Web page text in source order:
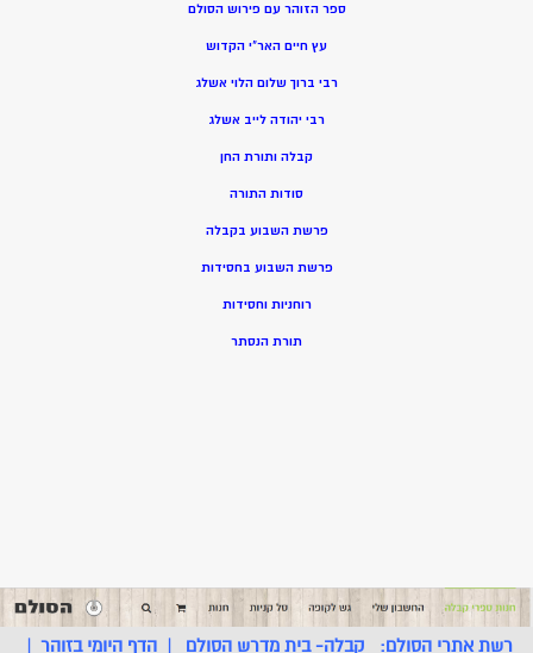
ספר הזוהר עם פירוש הסולם
עץ חיים האר”י הקדוש
רבי ברוך שלום הלוי אשלג
רבי יהודה לייב אשלג
קבלה ותורת החן
סודות התורה
פרשת השבוע בקבלה
פרשת השבוע בחסידות
רוחניות וחסידות
תורת הנסתר
רשת אתרי הסולם: קבלה- בית מדרש הסולם |הדף היומי בזוהר |